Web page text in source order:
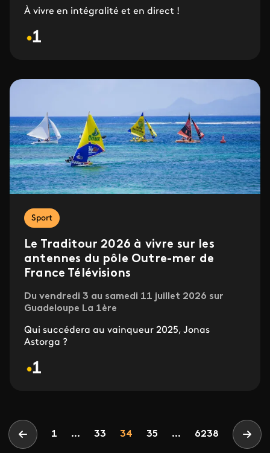
À vivre en intégralité et en direct !
Sport
Le Traditour 2026 à vivre sur les
antennes du pôle Outre-mer de
France Télévisions
Du vendredi 3 au samedi 11 juillet 2026 sur
Guadeloupe La 1ère
Qui succédera au vainqueur 2025, Jonas
Astorga ?
Pagination
Page précédente
1 ... Page
33 Page
34 Page
35 ... 6238